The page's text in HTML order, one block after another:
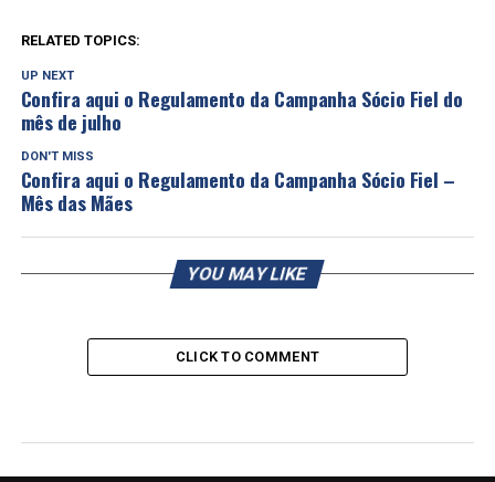
RELATED TOPICS:
UP NEXT
Confira aqui o Regulamento da Campanha Sócio Fiel do
mês de julho
DON'T MISS
Confira aqui o Regulamento da Campanha Sócio Fiel –
Mês das Mães
YOU MAY LIKE
CLICK TO COMMENT